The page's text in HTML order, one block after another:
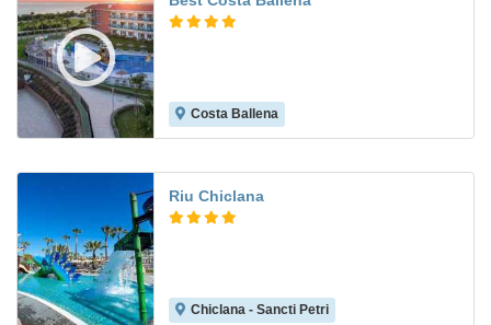
Costa Ballena
Riu Chiclana
Chiclana - Sancti Petri